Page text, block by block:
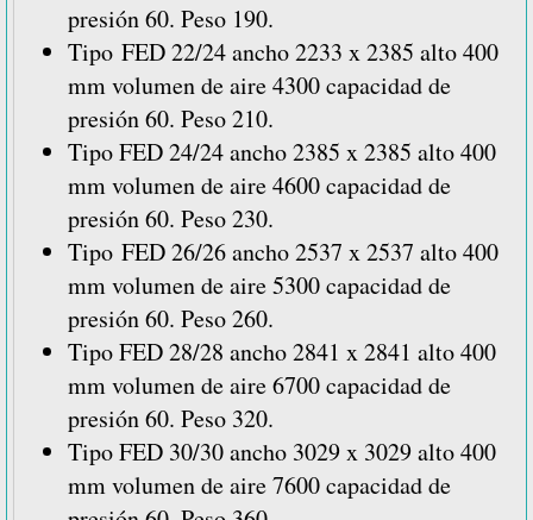
presión 60. Peso 190.
Tipo FED 22/24 ancho 2233 x 2385 alto 400
mm volumen de aire 4300 capacidad de
presión 60. Peso 210.
Tipo FED 24/24 ancho 2385 x 2385 alto 400
mm volumen de aire 4600 capacidad de
presión 60. Peso 230.
Tipo FED 26/26 ancho 2537 x 2537 alto 400
mm volumen de aire 5300 capacidad de
presión 60. Peso 260.
Tipo FED 28/28 ancho 2841 x 2841 alto 400
mm volumen de aire 6700 capacidad de
presión 60. Peso 320.
Tipo FED 30/30 ancho 3029 x 3029 alto 400
mm volumen de aire 7600 capacidad de